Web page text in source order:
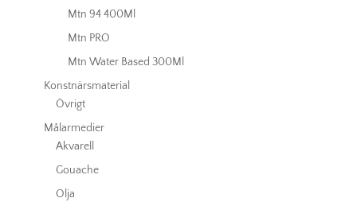
Mtn 94 400Ml
Mtn PRO
Mtn Water Based 300Ml
Konstnärsmaterial
Övrigt
Målarmedier
Akvarell
Gouache
Olja